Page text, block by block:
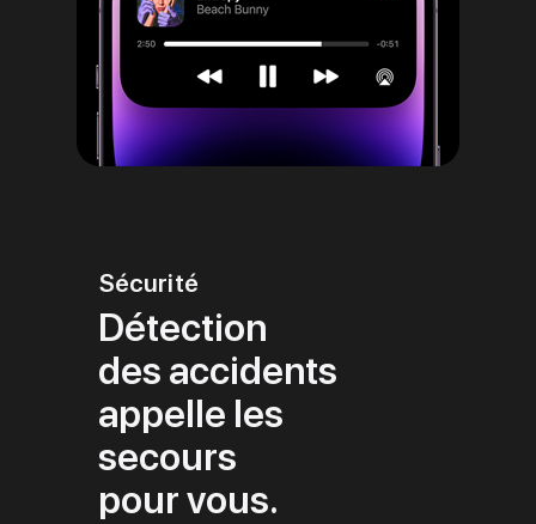
Sécurité
Détection
des accidents
appelle les
secours
pour vous.